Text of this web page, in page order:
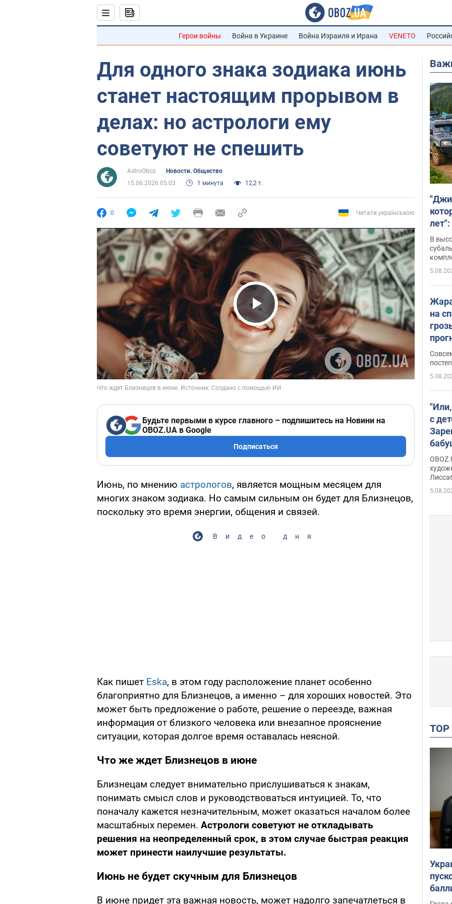
Герои войны Война в Украине Война Израиля и Ирана VENETO
Для одного знака зодиака июнь
станет настоящим прорывом в
делах: но астрологи ему
советуют не спешить
AstroOboz
Новости. Общество
15.06.2026 05:03
1 минута 12,2 т.
0 Читати українською
Play Video
Будьте первыми в курсе главного – подпишитесь на Новини на
OBOZ.UA в Google
Подписаться
Июнь, по мнению астрологов, является мощным месяцем для
многих знаком зодиака. Но самым сильным он будет для Близнецов,
поскольку это время энергии, общения и связей.
Видео дня
Как пишет Eska, в этом году расположение планет особенно
благоприятно для Близнецов, а именно – для хороших новостей. Это
может быть предложение о работе, решение о переезде, важная
информация от близкого человека или внезапное прояснение
ситуации, которая долгое время оставалась неясной.
Что же ждет Близнецов в июне
Близнецам следует внимательно прислушиваться к знакам,
понимать смысл слов и руководствоваться интуицией. То, что
поначалу кажется незначительным, может оказаться началом более
масштабных перемен. Астрологи советуют не откладывать
решения на неопределенный срок, в этом случае быстрая реакция
может принести наилучшие результаты.
Июнь не будет скучным для Близнецов
В июне придет эта важная новость, может надолго запечатлеться в
В
на
с
сына